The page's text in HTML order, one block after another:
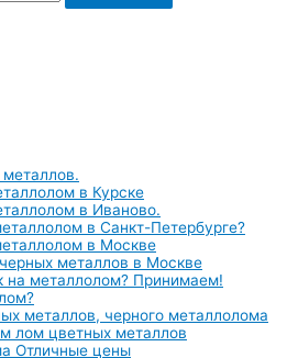
в Курске
в Иваново.
в Санкт-Петербурге?
в Москве
металлов в Москве
на металлолом? Принимаем!
металлов, черного металлолома
лом цветных металлов
Отличные цены